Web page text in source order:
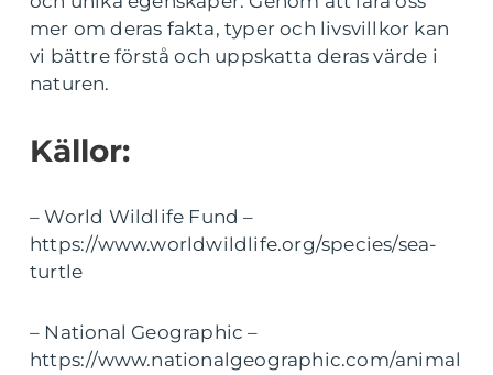
mer om deras fakta, typer och livsvillkor kan
vi bättre förstå och uppskatta deras värde i
naturen.
Källor:
– World Wildlife Fund –
https://www.worldwildlife.org/species/sea-
turtle
– National Geographic –
https://www.nationalgeographic.com/animal